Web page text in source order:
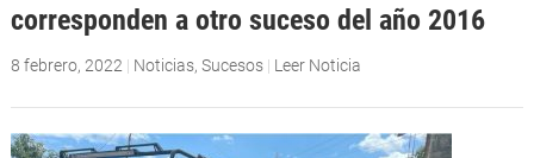
corresponden a otro suceso del año 2016
8 febrero, 2022 | Noticias, Sucesos | Leer Noticia